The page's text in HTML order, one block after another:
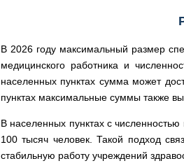
В 2026 году максимальный размер
медицинского работника и
населенных пунктах сумма может
пунктах максимальные суммы также
В населенных пунктах с
100 тысяч человек. Такой подход
стабильную работу учреждений